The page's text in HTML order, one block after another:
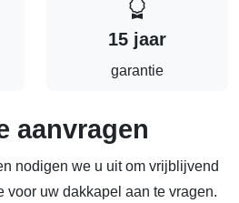
15 jaar
garantie
aanvragen
nodigen we u uit om vrijblijvend
voor uw dakkapel aan te vragen.